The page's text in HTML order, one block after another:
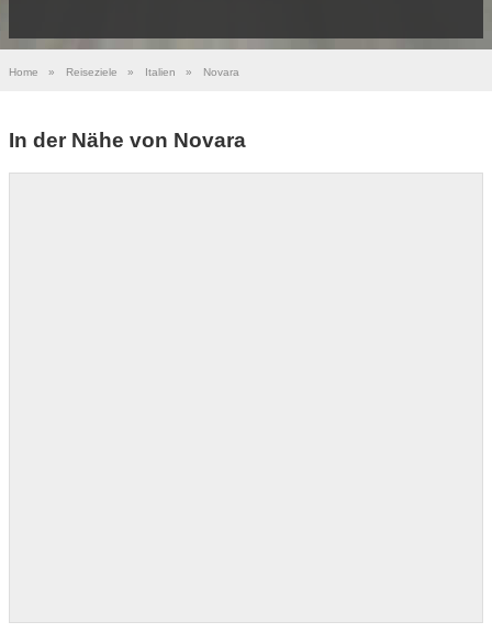
Home » Reiseziele » Italien » Novara
In der Nähe von Novara